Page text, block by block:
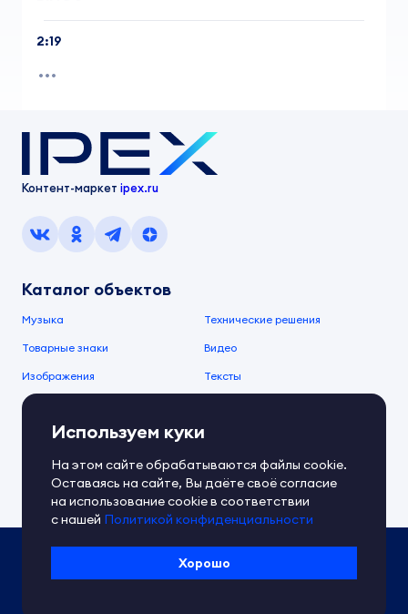
2:19
Контент-маркет ipex.ru
Каталог объектов
Музыка Технические решения
Товарные знаки Видео
Изображения Тексты
О компании
О сервисе
Документы IPEX Справочный центр
Контакты Обратная связь
Политика IPEX по обработке ПД
Условия использования платформы
Используем куки
На этом сайте обрабатываются файлы cookie.
Оставаясь на сайте, Вы даёте своё согласие
на использование cookie в соответствии
с нашей Политикой конфиденциальности
Хорошо